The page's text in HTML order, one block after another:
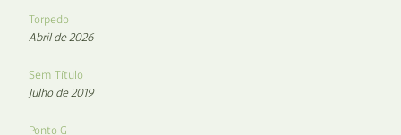
Torpedo
Abril de 2026
Sem Título
Julho de 2019
Ponto G